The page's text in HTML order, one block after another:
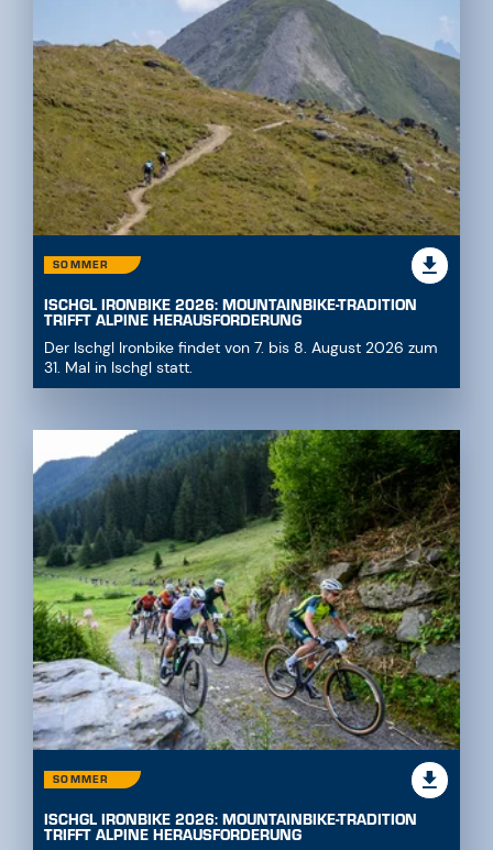
SOMMER
ISCHGL IRONBIKE 2026: MOUNTAINBIKE-TRADITION
TRIFFT ALPINE HERAUSFORDERUNG
Der Ischgl Ironbike findet von 7. bis 8. August 2026 zum
31. Mal in Ischgl statt.
SOMMER
ISCHGL IRONBIKE 2026: MOUNTAINBIKE-TRADITION
TRIFFT ALPINE HERAUSFORDERUNG